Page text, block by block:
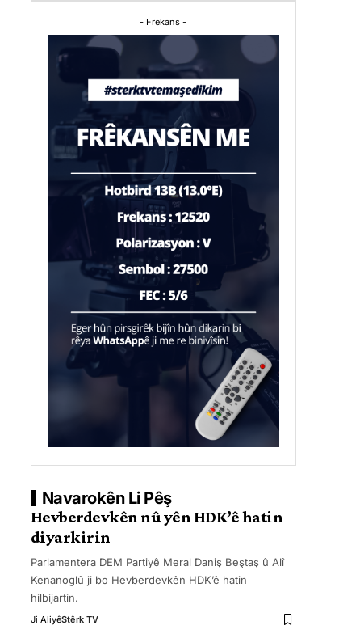
- Frekans -
Navarokên Li Pêş
Hevberdevkên nû yên HDK’ê hatin
diyarkirin
Parlamentera DEM Partiyê Meral Daniş Beştaş û Alî
Kenanoglû ji bo Hevberdevkên HDK’ê hatin
hilbijartin.
Ji AliyêStêrk TV